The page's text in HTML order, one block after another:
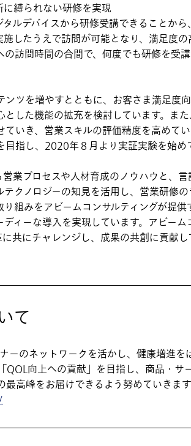
に縛られない研修を実現
ルデバイスから研修受講できることか
したうえで訪問が可能となり、満足度
訪問時間の合間で、何度でも研修を受
ツを増やすとともに、お客さま満足度
した機能の拡充を検討しています。ま
いき、営業スキルの評価精度を高めて
指し、2020年８月より実証実験を始め
業プロセスや人材育成のノウハウと、
クノロジーの知見を活用し、営業研修
組みをアビームコンサルティングが提
ィーな導入を実現しています。アビーム
共にチャレンジし、成果の共創に貢献し
て
のネットワークを活かし、健康増進を
向上への貢献」を目指し、商品・サ
高峰をお届けできるよう努めていきます